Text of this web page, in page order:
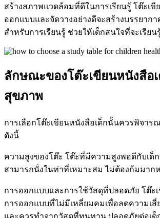
สร้างสภาพแวดล้อมที่ดีในการเรียนรู้ โต๊ะเ
ออกแบบและจัดวางอย่างดีจะสร้างบรรยาก
สำหรับการเรียนรู้ ช่วยให้เด็กสนใจที่จะเรีย
ลักษณะของโต๊ะเขียนหนังสือ
สุขภาพ
การเลือกโต๊ะเขียนหนังสือเด็กนั้นควรพิจาร
ดังนี้
ความสูงของโต๊ะ โต๊ะที่มีความสูงพอดีกับเด็ก
สามารถนั่งในท่าที่เหมาะสม ไม่ต้องก้มมากห
การออกแบบและการใช้วัสดุที่ปลอดภัย โต๊ะ
การออกแบบที่ไม่มีเหลี่ยมคมเพื่อลดความเสี่